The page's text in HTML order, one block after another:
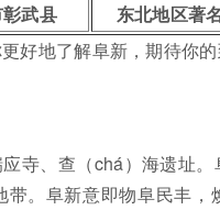
武县
东北地区著
好地了解阜新，期待你的
寺、查（chá）海遗址
带。阜新意即物阜民丰